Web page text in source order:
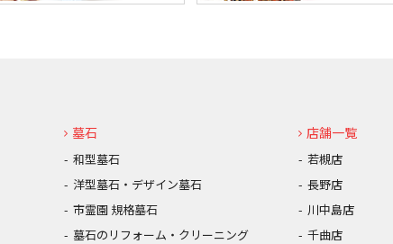
墓石
和型墓石
洋型墓石・デザイン墓石
市霊園 規格墓石
墓石のリフォーム・クリーニング
店舗一覧
若槻店
長野店
川中島店
千曲店